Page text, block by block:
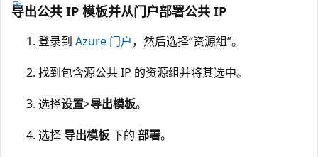
导出公共 IP 模板并从门户部署公共 IP
登录到 Azure 门户，然后选择“资源组”。
找到包含源公共 IP 的资源组并将其选中。
选择设置>导出模板。
选择 导出模板下的 部署。